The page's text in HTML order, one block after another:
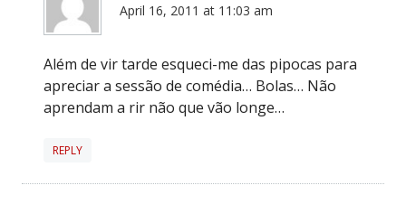
April 16, 2011 at 11:03 am
Além de vir tarde esqueci-me das pipocas para
apreciar a sessão de comédia… Bolas… Não
aprendam a rir não que vão longe…
REPLY